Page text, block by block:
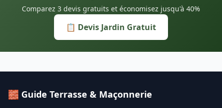
Comparez 3 devis gratuits et économisez jusqu'à 40%
📋 Devis Jardin Gratuit
🧱 Guide Terrasse & Maçonnerie